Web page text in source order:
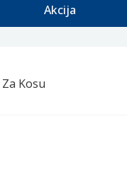
Akcija
Kosu